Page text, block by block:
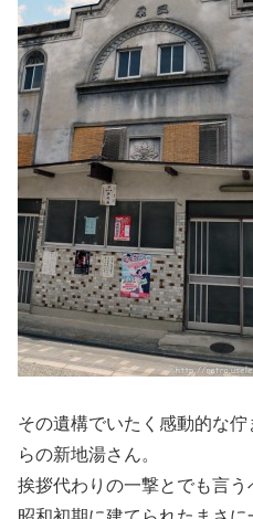
その遺構でいたく感動的な
らの新地湯さん。
挨拶代わりの一撃とでも言う